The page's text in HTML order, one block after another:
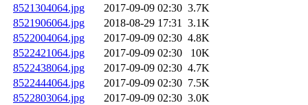
8521304064.jpg
2017-09-09 02:30 3.7K
8521906064.jpg
2018-08-29 17:31 3.1K
8522004064.jpg
2017-09-09 02:30 4.8K
8522421064.jpg
2017-09-09 02:30
10K
8522438064.jpg
2017-09-09 02:30 4.7K
8522444064.jpg
2017-09-09 02:30 7.5K
8522803064.jpg
2017-09-09 02:30 3.0K